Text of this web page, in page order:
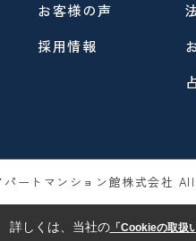
お客様の声
採用情報
ートマンション館株式会社
詳しくは、当社の「Cookieの取扱